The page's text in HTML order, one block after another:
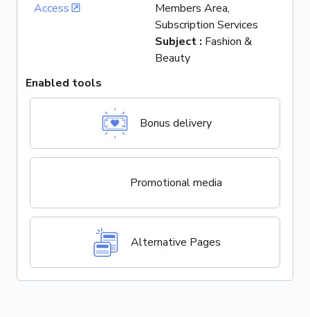
Access
Members Area,
Subscription Services
Subject : Fashion &
Beauty
Enabled tools
Bonus delivery
Promotional media
Alternative Pages